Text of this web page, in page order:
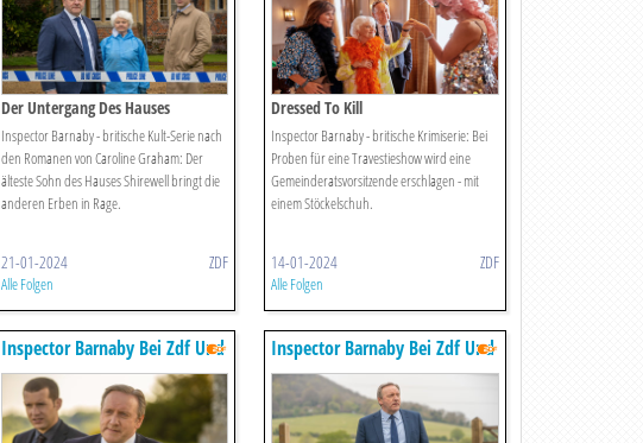
Der Untergang Des Hauses
Shirewell
Inspector Barnaby - britische Kult-Serie nach
den Romanen von Caroline Graham: Der
älteste Sohn des Hauses Shirewell bringt die
anderen Erben in Rage.
21-01-2024 ZDF
Alle Folgen
Dressed To Kill
Inspector Barnaby - britische Krimiserie: Bei
Proben für eine Travestieshow wird eine
Gemeinderatsvorsitzende erschlagen - mit
einem Stöckelschuh.
14-01-2024 ZDF
Alle Folgen
Inspector Barnaby Bei Zdf Und
Zdfneo
Inspector Barnaby Bei Zdf Und
Zdfneo